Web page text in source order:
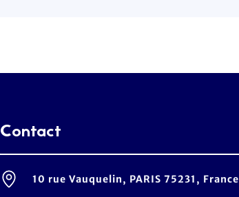
Contact
10 rue Vauquelin, PARIS 75231, France